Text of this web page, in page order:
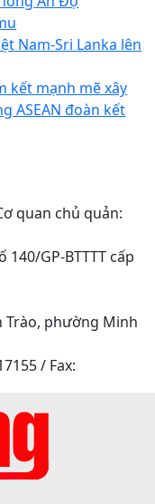
Nam-Sri Lanka lên
kết mạnh mẽ xây
ASEAN đoàn kết
quan chủ quản:
GP-BTTTT cấp
Trào, phường Minh
/ Fax: